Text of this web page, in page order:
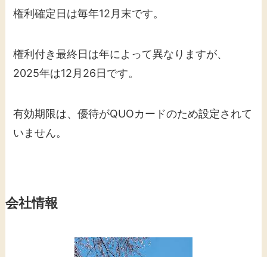
権利確定日は毎年12月末です。
権利付き最終日は年によって異なりますが、
2025年は12月26日です。
有効期限は、優待がQUOカードのため設定されて
いません。
会社情報